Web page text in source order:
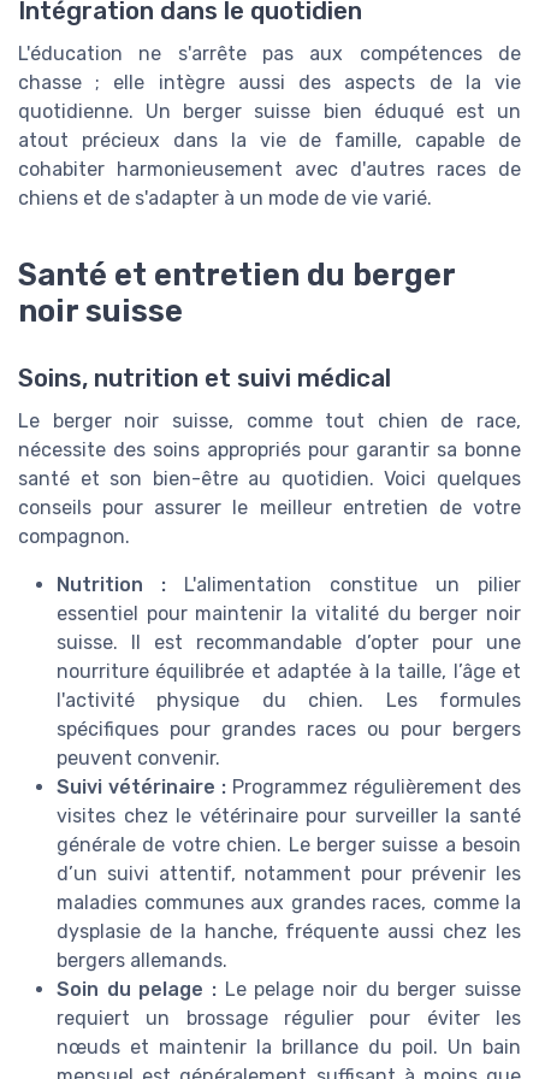
Intégration dans le quotidien
L'éducation ne s'arrête pas aux compétences de
chasse ; elle intègre aussi des aspects de la vie
quotidienne. Un berger suisse bien éduqué est un
atout précieux dans la vie de famille, capable de
cohabiter harmonieusement avec d'autres races de
chiens et de s'adapter à un mode de vie varié.
Santé et entretien du berger
noir suisse
Soins, nutrition et suivi médical
Le berger noir suisse, comme tout chien de race,
nécessite des soins appropriés pour garantir sa bonne
santé et son bien-être au quotidien. Voici quelques
conseils pour assurer le meilleur entretien de votre
compagnon.
Nutrition : L'alimentation constitue un pilier
essentiel pour maintenir la vitalité du berger noir
suisse. Il est recommandable d’opter pour une
nourriture équilibrée et adaptée à la taille, l’âge et
l'activité physique du chien. Les formules
spécifiques pour grandes races ou pour bergers
peuvent convenir.
Suivi vétérinaire : Programmez régulièrement des
visites chez le vétérinaire pour surveiller la santé
générale de votre chien. Le berger suisse a besoin
d’un suivi attentif, notamment pour prévenir les
maladies communes aux grandes races, comme la
dysplasie de la hanche, fréquente aussi chez les
bergers allemands.
Soin du pelage : Le pelage noir du berger suisse
requiert un brossage régulier pour éviter les
nœuds et maintenir la brillance du poil. Un bain